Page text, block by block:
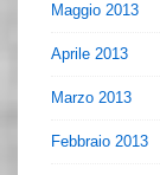
Maggio 2013
Aprile 2013
Marzo 2013
Febbraio 2013